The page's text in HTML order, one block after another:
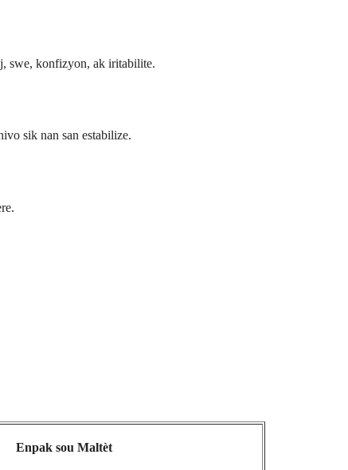
swe, konfizyon, ak iritabilite.
sik nan san estabilize.
Enpak sou Maltèt